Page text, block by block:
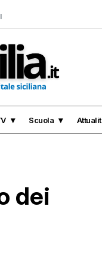
Scuola
dei